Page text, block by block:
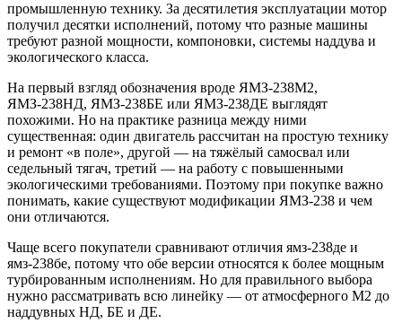
промышленную технику. За десятилетия эксплуатации мотор
получил десятки исполнений, потому что разные машины
требуют разной мощности, компоновки, системы наддува и
экологического класса.
На первый взгляд обозначения вроде ЯМЗ-238М2,
ЯМЗ-238НД, ЯМЗ-238БЕ или ЯМЗ-238ДЕ выглядят
похожими. Но на практике разница между ними
существенная: один двигатель рассчитан на простую технику
и ремонт «в поле», другой — на тяжёлый самосвал или
седельный тягач, третий — на работу с повышенными
экологическими требованиями. Поэтому при покупке важно
понимать, какие существуют модификации ЯМЗ-238 и чем
они отличаются.
Чаще всего покупатели сравнивают отличия ямз-238де и
ямз-238бе, потому что обе версии относятся к более мощным
турбированным исполнениям. Но для правильного выбора
нужно рассматривать всю линейку — от атмосферного М2 до
наддувных НД, БЕ и ДЕ.